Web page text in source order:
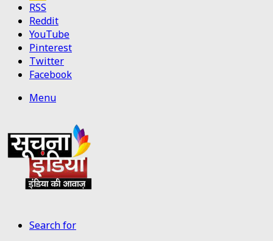
RSS
Reddit
YouTube
Pinterest
Twitter
Facebook
Menu
Search for